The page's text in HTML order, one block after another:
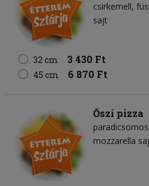
csirkemell
sajt
32 cm 3 430 Ft
45 cm 6 870 Ft
Őszi pizza
mozzarella